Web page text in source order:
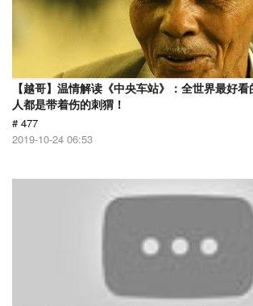
【越哥】温情解读《中央车站》：全世界最好
人都是带着伤的刺猬！
# 477
2019-10-24 06:53